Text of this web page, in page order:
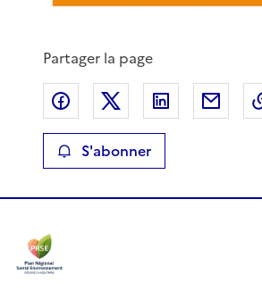
Partager la page
Partager sur Facebook
Partager sur X
Partager
S'abonner